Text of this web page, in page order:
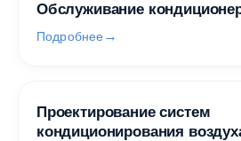
Обслуживание
Подробнее
Проектирование систем
кондиционирования